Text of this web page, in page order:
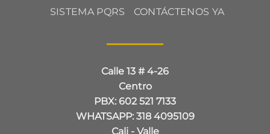
SISTEMA PQRS CONTÁCTENOS YA
Calle 13 # 4-26
Centro
PBX: 602 521 7133
WHATSAPP: 318 4095109
Cali - Valle